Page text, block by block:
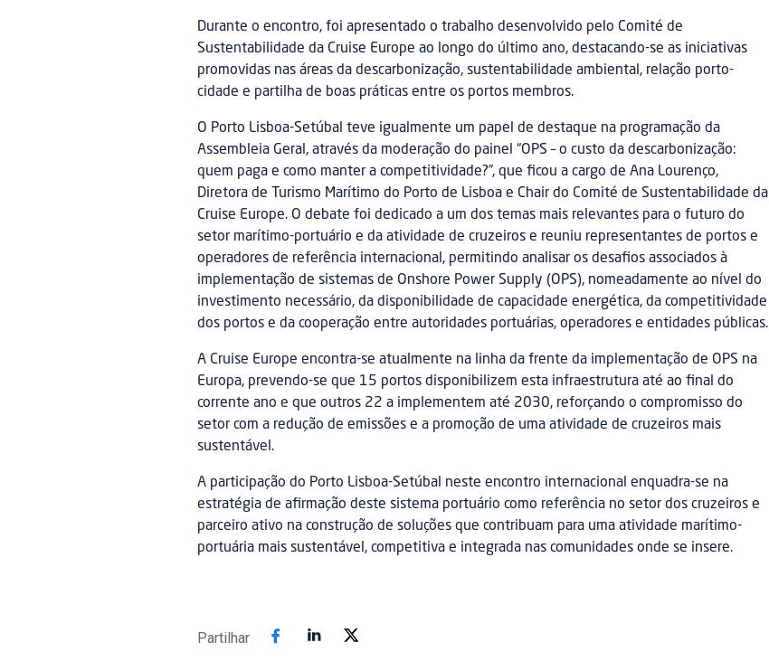
Durante o encontro, foi apresentado o trabalho desenvolvido pelo Comité de
Sustentabilidade da Cruise Europe ao longo do último ano, destacando-se as iniciativas
promovidas nas áreas da descarbonização, sustentabilidade ambiental, relação porto-
cidade e partilha de boas práticas entre os portos membros.
O Porto Lisboa-Setúbal teve igualmente um papel de destaque na programação da
Assembleia Geral, através da moderação do painel “OPS – o custo da descarbonização:
quem paga e como manter a competitividade?”, que ficou a cargo de Ana Lourenço,
Diretora de Turismo Marítimo do Porto de Lisboa e Chair do Comité de Sustentabilidade da
Cruise Europe. O debate foi dedicado a um dos temas mais relevantes para o futuro do
setor marítimo-portuário e da atividade de cruzeiros e reuniu representantes de portos e
operadores de referência internacional, permitindo analisar os desafios associados à
implementação de sistemas de Onshore Power Supply (OPS), nomeadamente ao nível do
investimento necessário, da disponibilidade de capacidade energética, da competitividade
dos portos e da cooperação entre autoridades portuárias, operadores e entidades públicas.
A Cruise Europe encontra-se atualmente na linha da frente da implementação de OPS na
Europa, prevendo-se que 15 portos disponibilizem esta infraestrutura até ao final do
corrente ano e que outros 22 a implementem até 2030, reforçando o compromisso do
setor com a redução de emissões e a promoção de uma atividade de cruzeiros mais
sustentável.
A participação do Porto Lisboa-Setúbal neste encontro internacional enquadra-se na
estratégia de afirmação deste sistema portuário como referência no setor dos cruzeiros e
parceiro ativo na construção de soluções que contribuam para uma atividade marítimo-
portuária mais sustentável, competitiva e integrada nas comunidades onde se insere.
Partilhar